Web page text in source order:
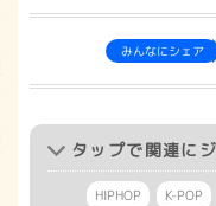
みんなにシェア
タップで関連に
HIPHOP K-POP